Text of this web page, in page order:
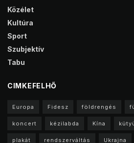
Közélet
Kultúra
Sport
Szubjektív
Tabu
CIMKEFELHŐ
Europa Fidesz földrengés
koncert kézilabda Kína
plakát rendszerváltás Ukrajna